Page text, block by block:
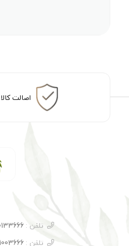
اصالت کالا
تلفن : 0133666
تلفن : 01391003666